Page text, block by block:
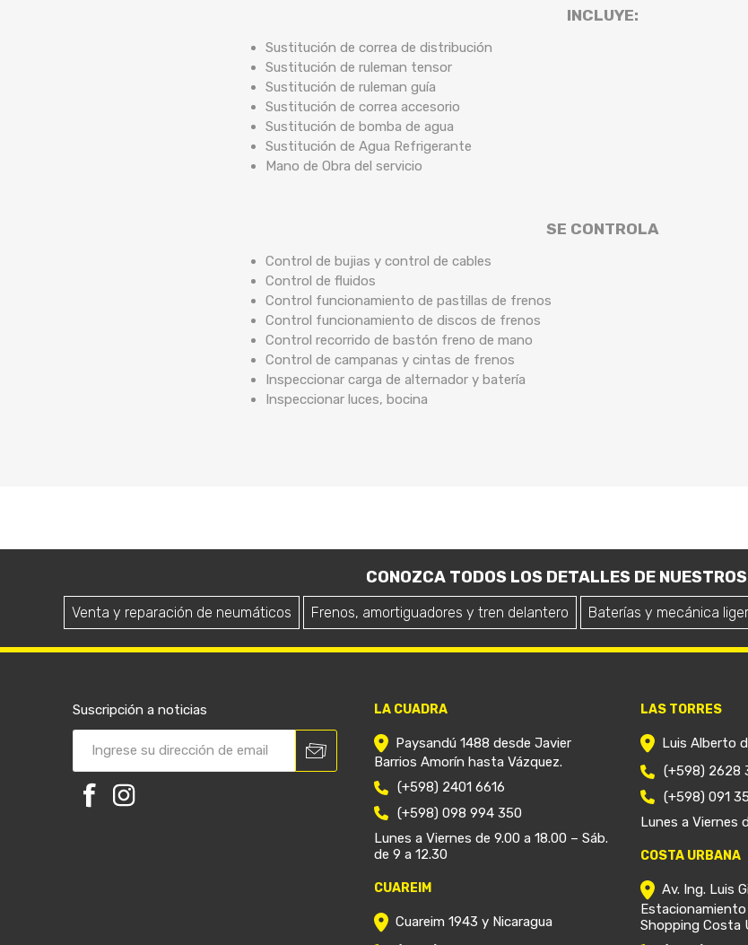
INCLUYE:
Sustitución de correa de distribución
Sustitución de ruleman tensor
Sustitución de ruleman guía
Sustitución de correa accesorio
Sustitución de bomba de agua
Sustitución de Agua Refrigerante
Mano de Obra del servicio
SE CONTROLA
Control de bujias y control de cables
Control de fluidos
Control funcionamiento de pastillas de frenos
Control funcionamiento de discos de frenos
Control recorrido de bastón freno de mano
Control de campanas y cintas de frenos
Inspeccionar carga de alternador y batería
Inspeccionar luces, bocina
CONOZCA TODOS LOS DETALLES DE
Venta y reparación de neumáticos Frenos, amortiguadores y tren delantero Baterías y mecánica
Suscripción a noticias LA CUADRA
Paysandú 1488 desde Javier
Barrios Amorín hasta Vázquez.
(+598) 2401 6616
(+598) 098 994 350
Lunes a Viernes de 9.00 a 18.00 – Sáb.
de 9 a 12.30
CUAREIM
Cuareim 1943 y Nicaragua
LAS TORRES
Luis Alberto
(+598) 2628
(+598) 091
Lunes a Viernes
COSTA URBANA
Av. Ing. Luis
Shopping Costa